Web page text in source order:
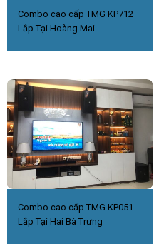
Combo cao cấp TMG KP712
Lắp Tại Hoàng Mai
Combo cao cấp TMG KP051
Lắp Tại Hai Bà Trưng